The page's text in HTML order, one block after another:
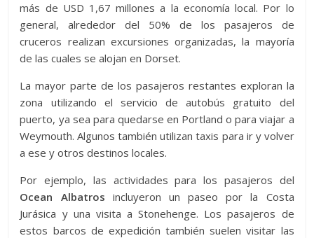
más de USD 1,67 millones a la economía local. Por lo
general, alrededor del 50% de los pasajeros de
cruceros realizan excursiones organizadas, la mayoría
de las cuales se alojan en Dorset.
La mayor parte de los pasajeros restantes exploran la
zona utilizando el servicio de autobús gratuito del
puerto, ya sea para quedarse en Portland o para viajar a
Weymouth. Algunos también utilizan taxis para ir y volver
a ese y otros destinos locales.
Por ejemplo, las actividades para los pasajeros del
Ocean Albatros incluyeron un paseo por la Costa
Jurásica y una visita a Stonehenge. Los pasajeros de
estos barcos de expedición también suelen visitar las